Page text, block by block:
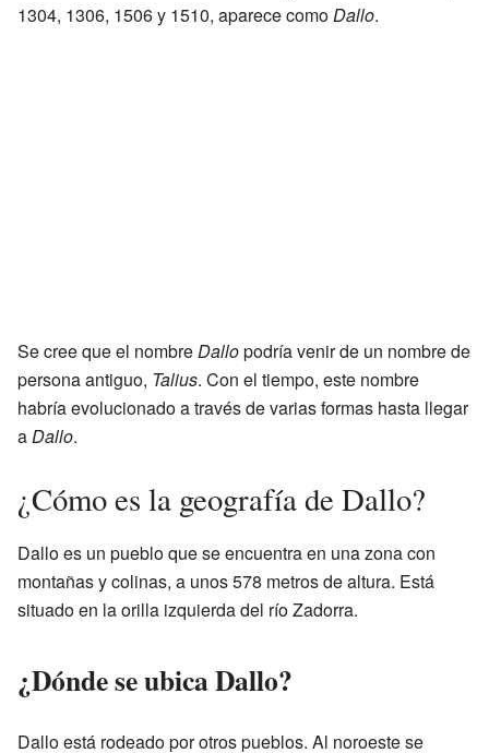
1304, 1306, 1506 y 1510, aparece comoDallo.
Se cree que el nombreDallopodría venir de un nombre de
persona antiguo, Talius. Con el tiempo, este nombre
habría evolucionado a través de varias formas hasta llegar
aDallo.
¿Cómo es la geografía de Dallo?
Dallo es un pueblo que se encuentra en una zona con
montañas y colinas, a unos 578 metros de altura. Está
situado en la orilla izquierda del río Zadorra.
¿Dónde se ubica Dallo?
Dallo está rodeado por otros pueblos. Al noroeste se